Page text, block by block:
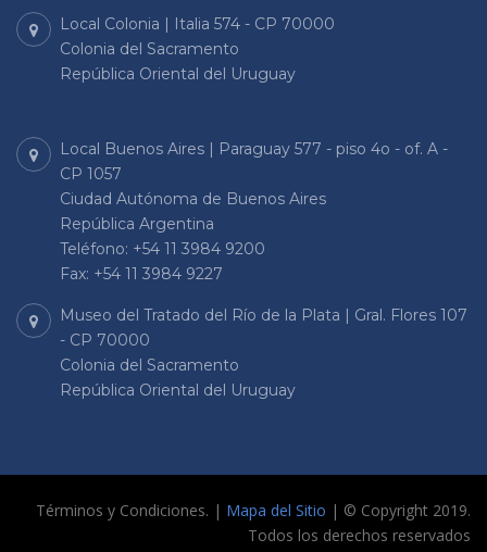
Local Colonia | Italia 574 - CP 70000
Colonia del Sacramento
República Oriental del Uruguay
Local Buenos Aires | Paraguay 577 - piso 4o - of. A -
CP 1057
Ciudad Autónoma de Buenos Aires
República Argentina
Teléfono: +54 11 3984 9200
Fax: +54 11 3984 9227
Museo del Tratado del Río de la Plata | Gral. Flores 107
- CP 70000
Colonia del Sacramento
República Oriental del Uruguay
Términos y Condiciones. | Mapa del Sitio | © Copyright 2019.
Todos los derechos reservados